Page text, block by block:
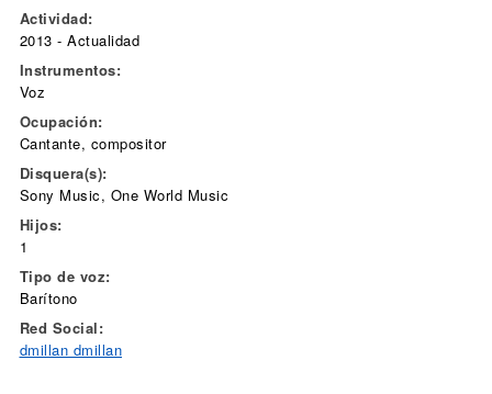
Actividad:
2013 - Actualidad
Instrumentos:
Voz
Ocupación:
Cantante, compositor
Disquera(s):
Sony Music, One World Music
Hijos:
1
Tipo de voz:
Barítono
Red Social:
dmillan dmillan